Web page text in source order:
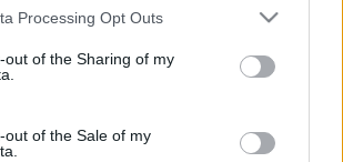
Processing Opt Outs
out of the Sharing of my
out of the Sale of my
bitte registriere Dich neu.
„Zum Spiel“
Neue Stadtprojekte + Update